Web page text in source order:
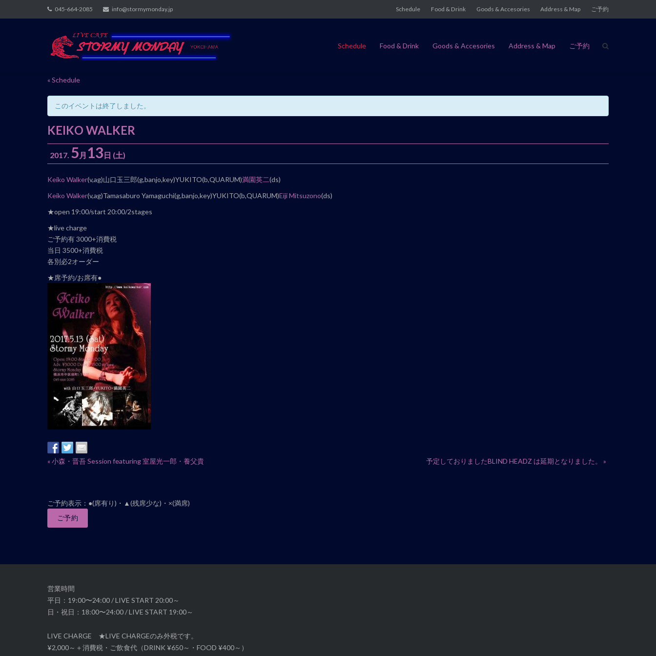
to
045-664-2085 info@stormymonday.jp Schedule Food & Drink Goods & Accesories Address & Map ご予約
Schedule Food & Drink Goods & Accesories Address & Map ご予約
« Schedule
このイベントは終了しました。
KEIKO WALKER
2017. 5 月 13 日 (土)
イ
ベ
ト
ナ
ビ
ゲ
ー
シ
ョ
Keiko Walker(v,ag)山口玉三郎(g,banjo,key)YUKITO(b,QUARUM)満園英二(ds)
Keiko Walker(v,ag)Tamasaburo Yamaguchi(g,banjo,key)YUKITO(b,QUARUM)Eiji Mitsuzono(ds)
★open 19:00/start 20:00/2stages
★live charge
ご予約有 3000+消費税
当日 3500+消費税
各別必2オーダー
★席予約/お席有●
イ
ト
ナ
ョ
«小森・晋吾 Session featuring 室屋光一郎・養父貴 予定しておりましたBLIND HEADZ は延期となりました。»
ご予約表示：●(席有り)・▲(残席少な)・×(満席)
ご予約
営業時間
平日：19:00〜24:00 / LIVE START 20:00～
日・祝日：18:00〜24:00 / LIVE START 19:00～
LIVE CHARGE ★LIVE CHARGEのみ外税です。
¥2,000～＋消費税・ご飲食代（DRINK ¥650～・FOOD ¥400～）